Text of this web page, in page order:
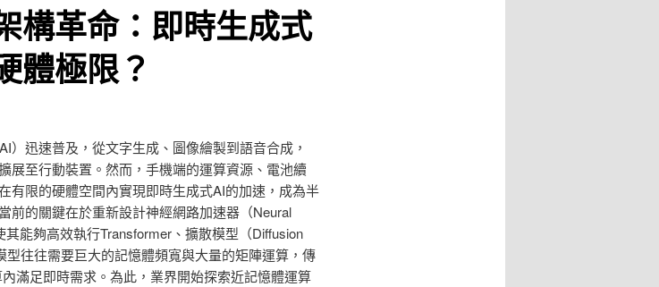
構革命：即時生成式
體極限？
）迅速普及，從文字生成、圖像繪製到語音合成，
展至行動裝置。然而，手機端的運算資源、電池續
有限的硬體空間內實現即時生成式AI的加速，成為半
前的關鍵在於重新設計神經網路加速器（Neural
能夠高效執行Transformer、擴散模型（Diffusion
往往需要巨大的記憶體頻寬與大量的矩陣運算，傳
滿足即時需求。為此，業界開始探索近記憶體運算